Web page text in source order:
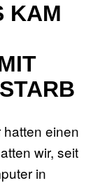
KAM
einen
wir, seit
in